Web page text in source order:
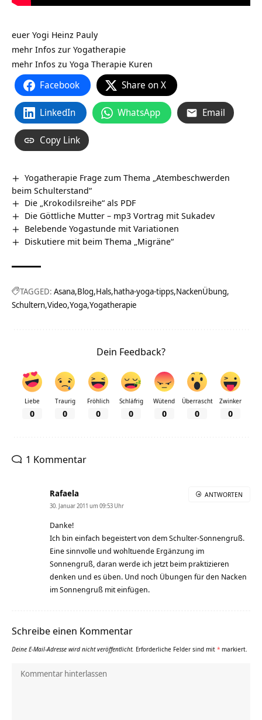
euer Yogi Heinz Pauly
mehr Infos zur Yogatherapie
mehr Infos zu Yoga Therapie Kuren
Facebook Share on X
LinkedIn WhatsApp Email
Copy Link
Yogatherapie Frage zum Thema „Atembeschwerden
beim Schulterstand“
Die „Krokodilsreihe“ als PDF
Die Göttliche Mutter – mp3 Vortrag mit Sukadev
Belebende Yogastunde mit Variationen
Diskutiere mit beim Thema „Migräne“
TAGGED: Asana Blog Hals hatha-yoga-tipps NackenÜbung
Schultern Video Yoga Yogatherapie
Dein Feedback?
Liebe
0
Traurig
0
Fröhlich
0
Schläfrig
0
Wütend
0
Überrascht
0
Zwinker
0
1 Kommentar
Rafaela
30. Januar 2011 um 09:53 Uhr
Danke!
Ich bin einfach begeistert von dem Schulter-Sonnengruß.
Eine sinnvolle und wohltuende Ergänzung im
Sonnengruß, daran werde ich jetzt beim praktizieren
denken und es üben. Und noch Übungen für den Nacken
im Sonnengruß mit einfügen.
ANTWORTEN
Schreibe einen Kommentar
Deine E-Mail-Adresse wird nicht veröffentlicht. Erforderliche Felder sind mit * markiert.